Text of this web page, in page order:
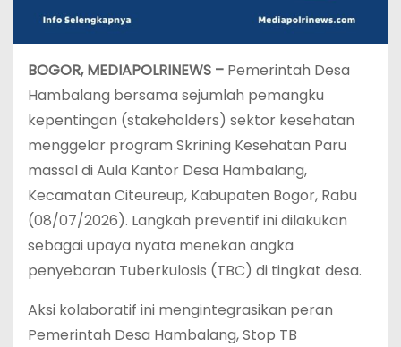
BOGOR, MEDIAPOLRINEWS – Pemerintah Desa
Hambalang bersama sejumlah pemangku
kepentingan (stakeholders) sektor kesehatan
menggelar program Skrining Kesehatan Paru
massal di Aula Kantor Desa Hambalang,
Kecamatan Citeureup, Kabupaten Bogor, Rabu
(08/07/2026). Langkah preventif ini dilakukan
sebagai upaya nyata menekan angka
penyebaran Tuberkulosis (TBC) di tingkat desa.
Aksi kolaboratif ini mengintegrasikan peran
Pemerintah Desa Hambalang, Stop TB